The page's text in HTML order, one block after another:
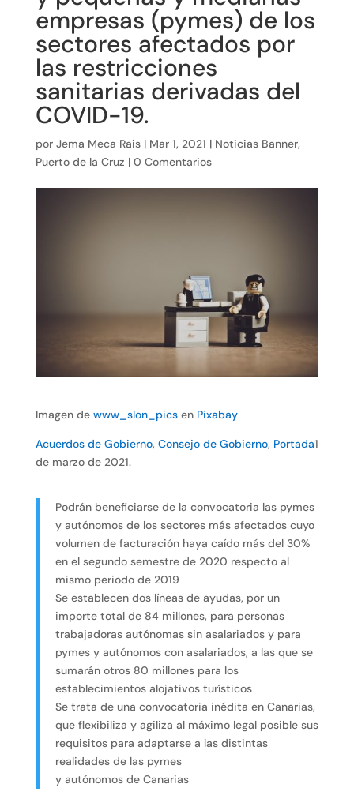
empresas (pymes) de los
sectores afectados por
las restricciones
sanitarias derivadas del
COVID-19.
por Jema Meca Rais| Mar 1, 2021 | Noticias Banner,
Puerto de la Cruz | 0 Comentarios
Imagen de www_slon_picsen Pixabay
Acuerdos de Gobierno, Consejo de Gobierno, Portada1
de marzo de 2021.
Podrán beneficiarse de la convocatoria las pymes
y autónomos de los sectores más afectados cuyo
volumen de facturación haya caído más del 30%
en el segundo semestre de 2020 respecto al
mismo periodo de 2019
Se establecen dos líneas de ayudas, por un
importe total de 84 millones, para personas
trabajadoras autónomas sin asalariados y para
pymes y autónomos con asalariados, a las que se
sumarán otros 80 millones para los
establecimientos alojativos turísticos
Se trata de una convocatoria inédita en Canarias,
que flexibiliza y agiliza al máximo legal posible sus
requisitos para adaptarse a las distintas
realidades de las pymes
y autónomos de Canarias